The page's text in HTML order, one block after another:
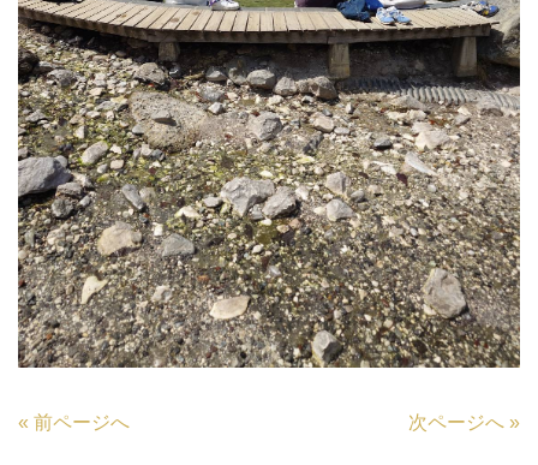
« 前ページへ 次ページへ »